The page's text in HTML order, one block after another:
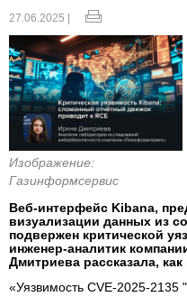
27.06.2025 |
Изображение:
Газинформсервис
Веб-интерфейс Kibana,
визуализации данных из
подвержен критической
инженер-аналитик
Дмитриева рассказала,
«Уязвимость CVE-2025-2135